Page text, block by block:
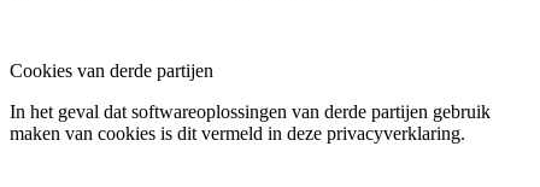
Cookies van derde partijen
In het geval dat softwareoplossingen van derde partijen gebruik
maken van cookies is dit vermeld in deze privacyverklaring.